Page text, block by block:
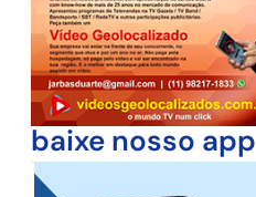
baixe nosso app